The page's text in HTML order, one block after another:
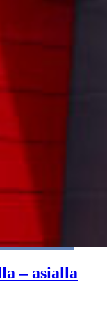
– asialla